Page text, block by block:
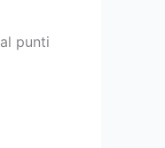
punti